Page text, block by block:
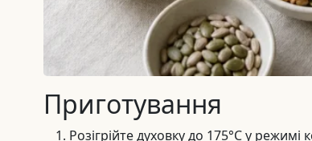
Приготування
Розігрійте духовку до 175°C у